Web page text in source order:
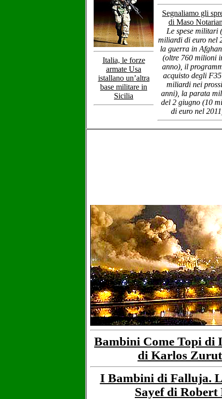
Italia, le forze
armate Usa
istallano un’altra
base militare in
Sicilia
Segnaliamo gli
di Maso
Le spese militari
miliardi di euro nel
la guerra in
(oltre 760 milioni
anno), il
acquisto degli
miliardi nei
anni), la parata
del 2 giugno (10
di euro nel
Bambini Come Topi di
di Karlos
I Bambini di Falluja.
Sayef di Robert